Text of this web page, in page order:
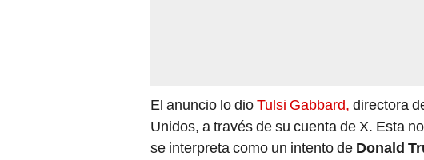
El anuncio lo dioTulsi Gabbard, directora
Unidos, a través de su cuenta de X. Esta
se interpreta como un intento de Donald